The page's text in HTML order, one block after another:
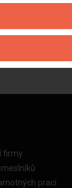
firmy
prací